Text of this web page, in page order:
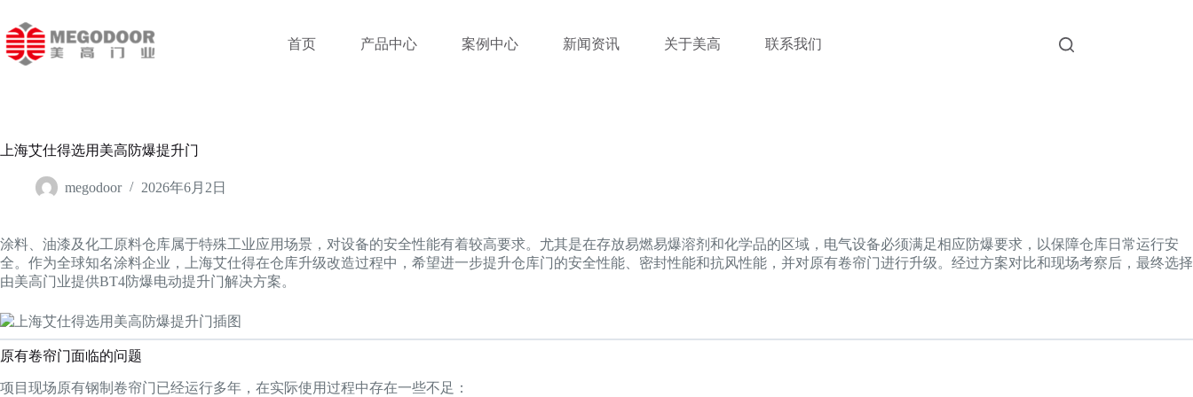
至
内
容
首页 产品中心 案例中心 新闻资讯 关于美高 联系我们
上海艾仕得选用美高防爆提升门
megodoor 2026年6月2日
涂料、油漆及化工原料仓库属于特殊工业应用场景，对设备的安全性能有着较高要求。尤其是在存放易燃易爆溶剂和化学品的区域，电气设备必须满足相应防爆要求，以保障仓库日常运行安
全。作为全球知名涂料企业，上海艾仕得在仓库升级改造过程中，希望进一步提升仓库门的安全性能、密封性能和抗风性能，并对原有卷帘门进行升级。经过方案对比和现场考察后，最终选择
由美高门业提供BT4防爆电动提升门解决方案。
原有卷帘门面临的问题
项目现场原有钢制卷帘门已经运行多年，在实际使用过程中存在一些不足：